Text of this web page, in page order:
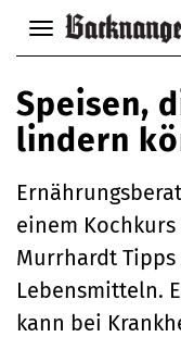
Navigation
anzeigen
verbergen
Speisen,
lindern
einem
Murrhardt
Lebensmitteln.
kann bei